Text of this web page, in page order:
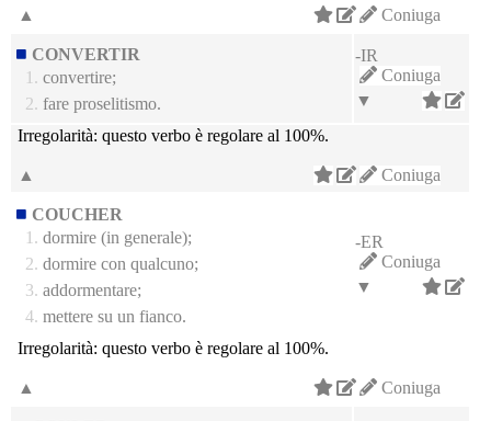
Coniuga
▲
CONVERTIR
1. convertire;
2. fare proselitismo.
-IR
Coniuga
▼
Irregolarità: questo verbo è regolare al 100%.
Coniuga
▲
COUCHER
1. dormire (in generale);
2. dormire con qualcuno;
3. addormentare;
4. mettere su un fianco.
-ER
Coniuga
▼
Irregolarità: questo verbo è regolare al 100%.
Coniuga
▲